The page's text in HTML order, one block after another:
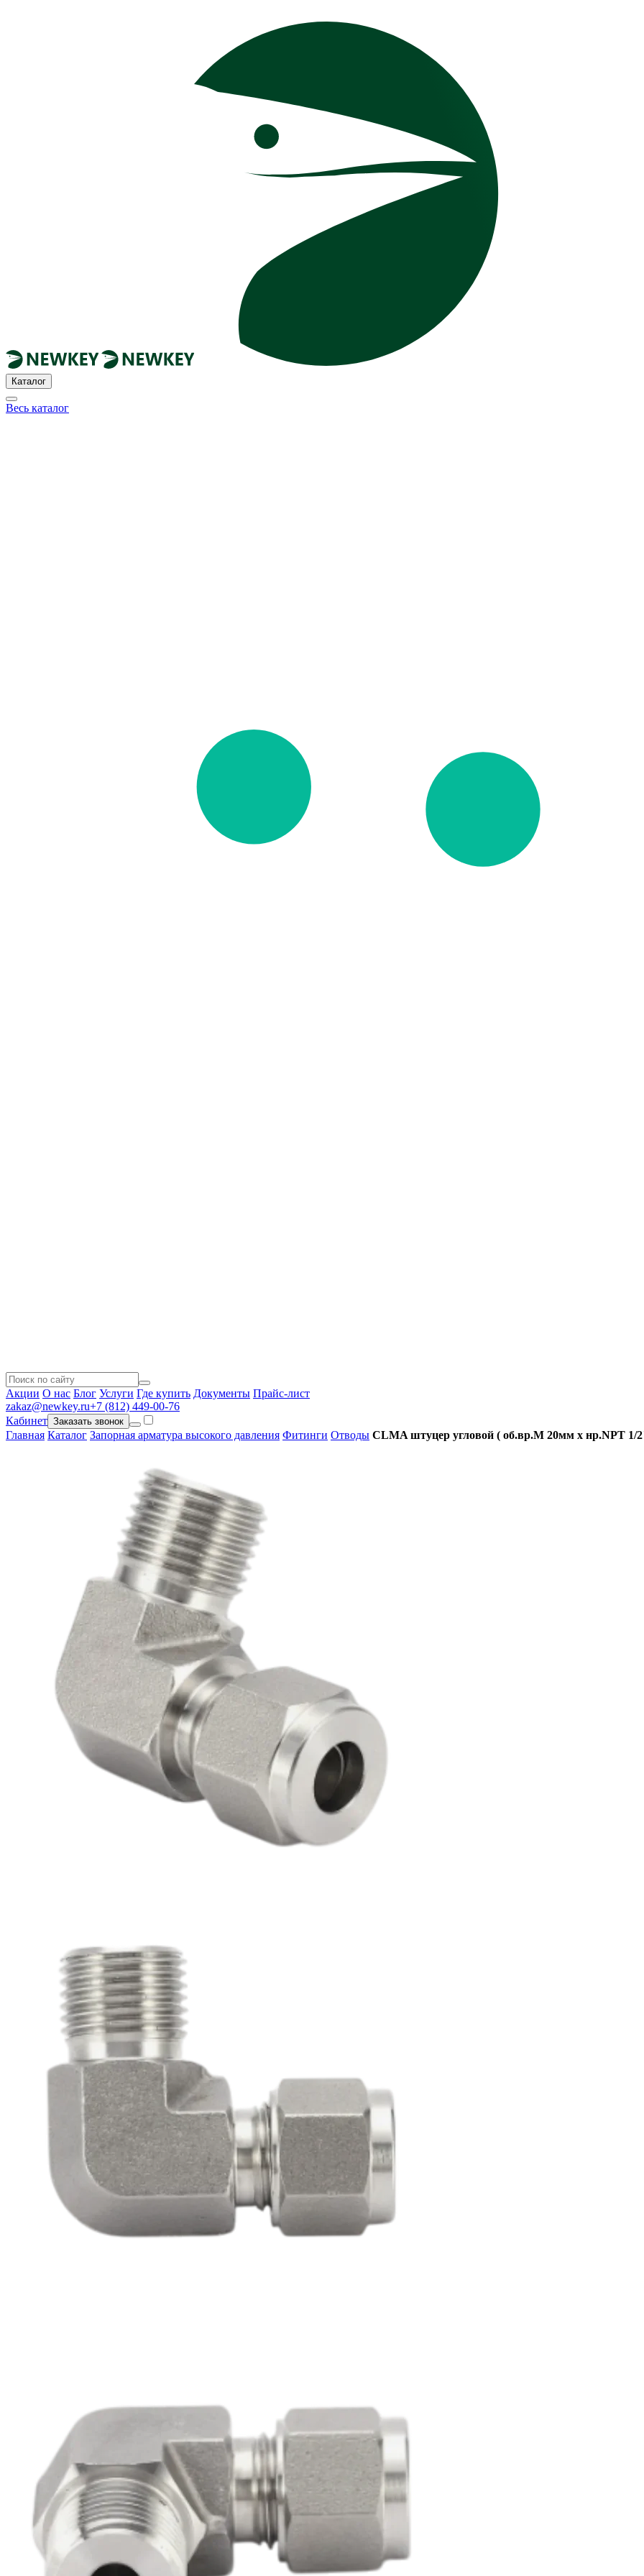
Каталог
Весь каталог
Акции О нас Блог Услуги Где купить Документы Прайс-лист
zakaz@newkey.ru+7 (812) 449-00-76
Кабинет Заказать звонок
Главная Каталог Запорная арматура высокого давления Фитинги Отводы CLMA штуцер угловой ( об.вр.М 20мм x нр.NPT 1/